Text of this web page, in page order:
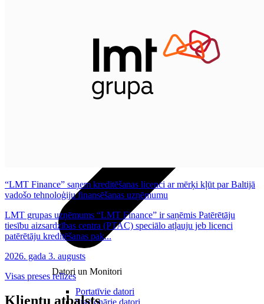
HBO Max | Netflix
Datori un Monitori
Portatīvie datori
Stacionārie datori
“LMT Finance” saņem kreditēšanas licenci ar mērķi kļūt par Baltijā
vadošo tehnoloģiju finansēšanas uzņēmumu
LMT grupas uzņēmums “LMT Finance” ir saņēmis Patērētāju
tiesību aizsardzības centra (PTAC) speciālo atļauju jeb licenci
patērētāju kreditēšanas pak...
2026. gada 3. augusts
Visas preses relīzes
Klientu atbalsts